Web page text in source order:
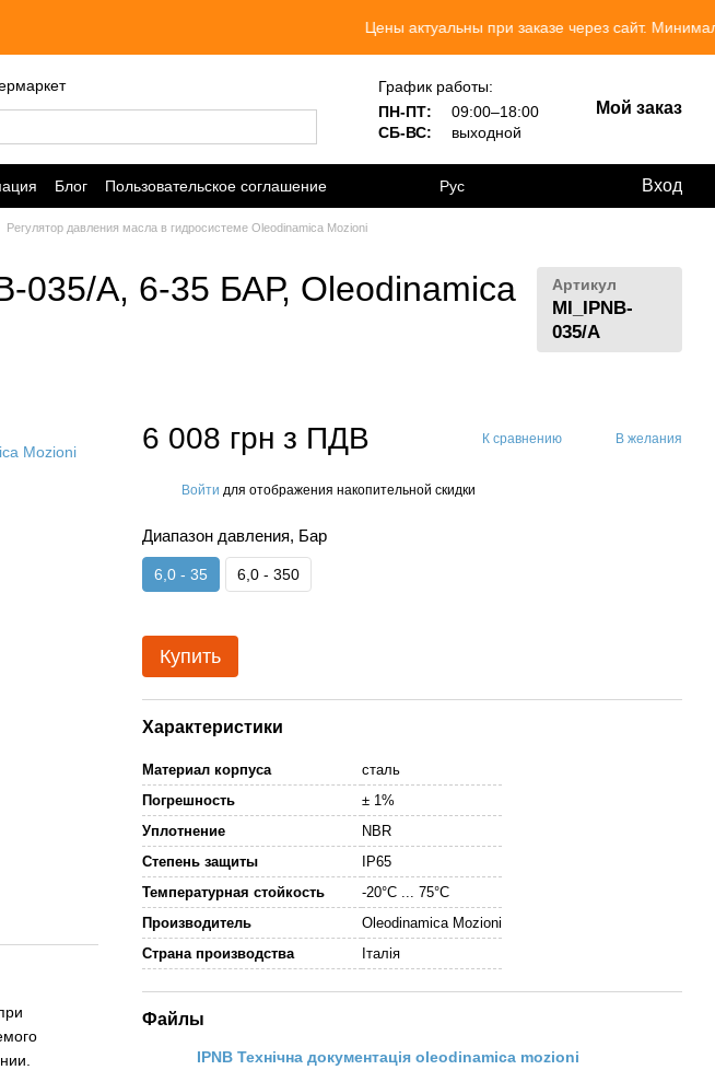
Цены актуальны при заказе через сайт. Минимальный
График работы:
ПН-ПТ:
09:00–18:00
СБ-ВС:
выходной
Мой заказ
Блог
Пользовательское соглашение
Рус Вход
Регулятор давления масла в гидросистеме Oleodinamica Mozioni
035/A, 6-35 БАР, Oleodinamica
Артикул
MI_IPNB-
035/A
6 008 грн з ПДВ К сравнению В желания
Войти для отображения накопительной скидки
Диапазон давления, Бар
6,0 - 35 6,0 - 350
Купить
Характеристики
Материал корпуса
сталь
Погрешность
± 1%
Уплотнение
NBR
Степень защиты
IP65
Температурная стойкость
-20°С ... 75°С
Производитель
Oleodinamica Mozioni
Страна производства
Італія
Файлы
IPNB Технічна документація oleodinamica mozioni